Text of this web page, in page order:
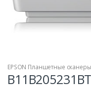
EPSON Планшетные